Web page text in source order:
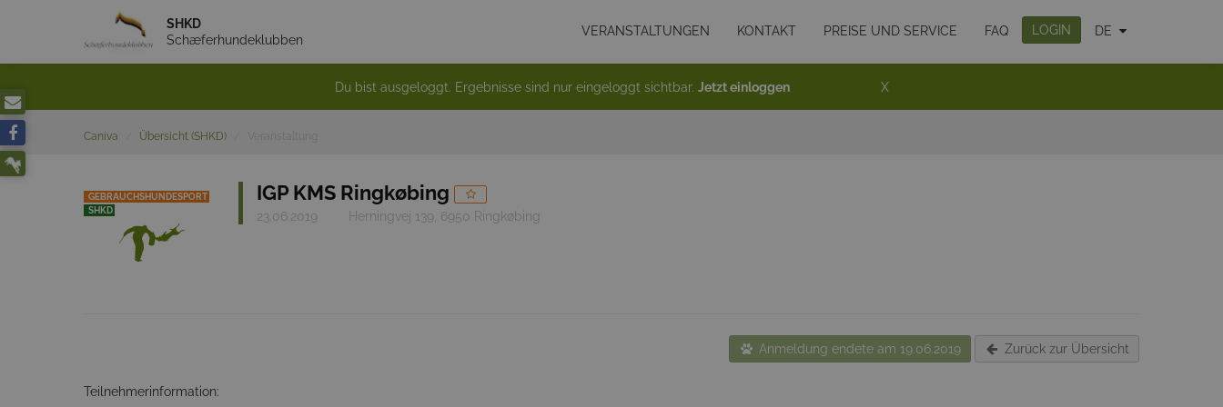
SHKD
Schæferhundeklubben
VERANSTALTUNGEN KONTAKT PREISE UND SERVICE FAQ LOGIN DE
Du bist ausgeloggt. Ergebnisse sind nur eingeloggt sichtbar. Jetzt einloggen X
Caniva Übersicht (SHKD)
GEBRAUCHSHUNDESPORT
SHKD
IGP KMS Ringkøbing
23.06.2019 Herningvej 139, 6950 Ringkøbing
Anmeldung endete am 19.06.2019 Zurück zur Übersicht
Teilnehmerinformation: